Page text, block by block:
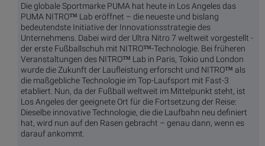
Die globale Sportmarke PUMA hat heute in Los Angeles das
PUMA NITRO™ Lab eröffnet – die neueste und bislang
bedeutendste Initiative der Innovationsstrategie des
Unternehmens. Dabei wird der Ultra Nitro 7 weltweit vorgestellt -
der erste Fußballschuh mit NITRO™-Technologie. Bei früheren
Veranstaltungen des NITRO™ Lab in Paris, Tokio und London
wurde die Zukunft der Laufleistung erforscht und NITRO™ als
die maßgebliche Technologie im Top-Laufsport mit Fast-3
etabliert. Nun, da der Fußball weltweit im Mittelpunkt steht, ist
Los Angeles der geeignete Ort für die Fortsetzung der Reise:
Dieselbe innovative Technologie, die die Laufbahn neu definiert
hat, wird nun auf den Rasen gebracht – genau dann, wenn es
darauf ankommt.